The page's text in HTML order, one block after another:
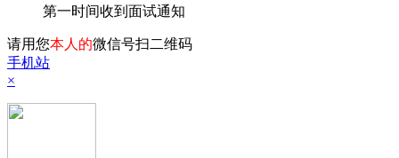
第一时间收到面试通知
请用您本人的微信号扫二维码
手机站
×